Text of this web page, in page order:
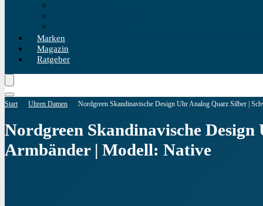
Marken
Magazin
Ratgeber
Start Uhren Damen Nordgreen Skandinavische Design Uhr Analog Quarz Silber |
Nordgreen Skandinavische
Armbänder | Modell: Native